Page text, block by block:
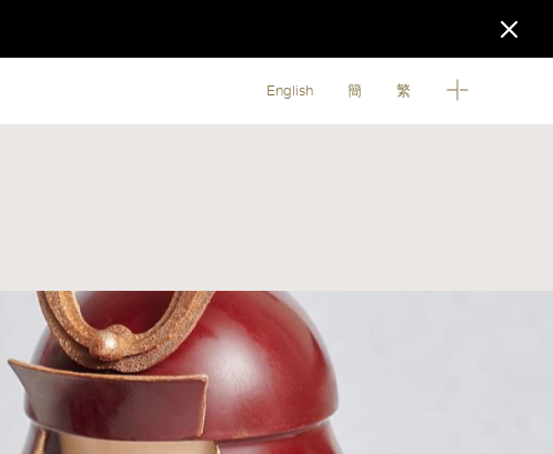
English 簡 繁